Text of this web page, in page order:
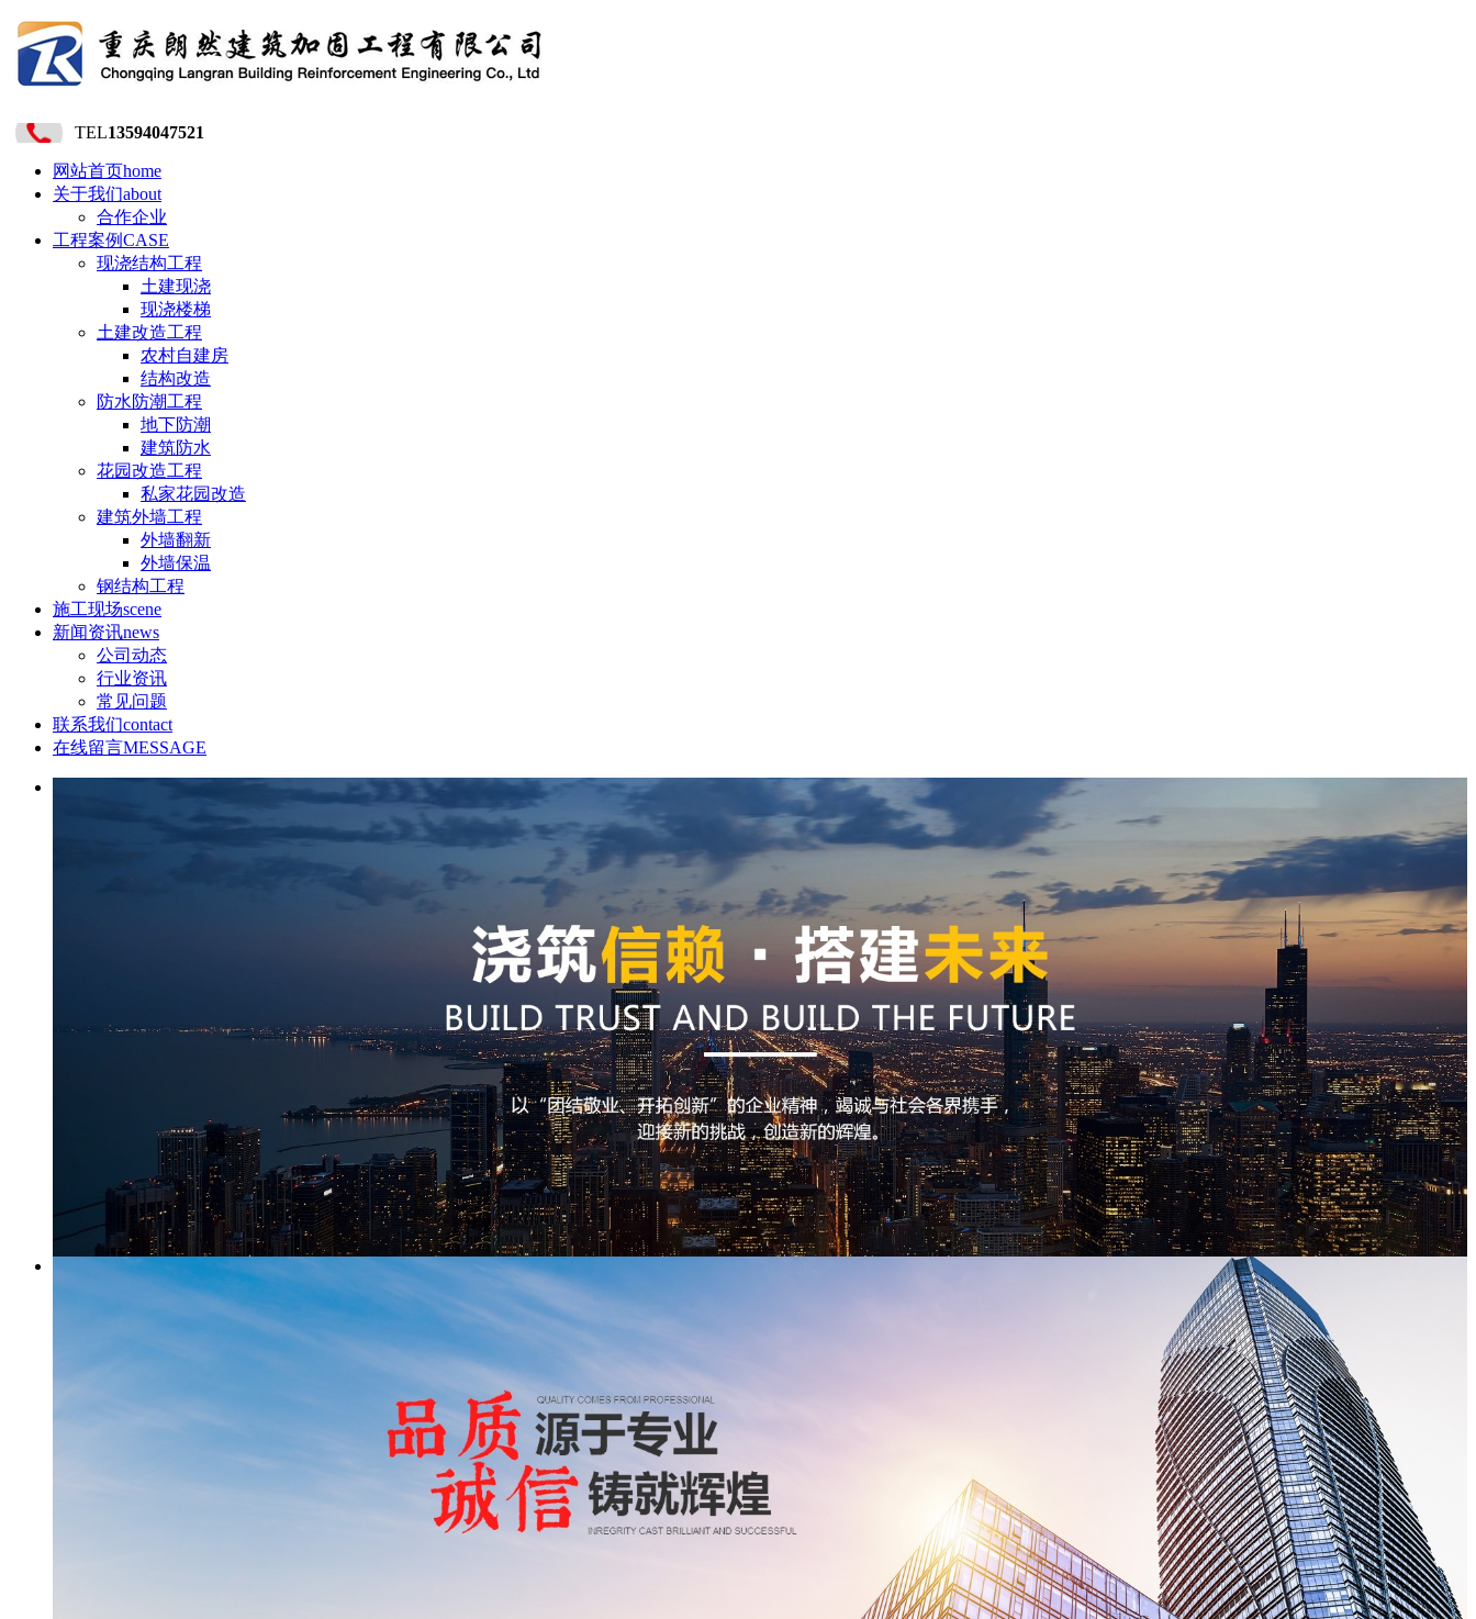
TEL13594047521
网站首页home
关于我们about
合作企业
工程案例CASE
现浇结构工程
土建现浇
现浇楼梯
土建改造工程
农村自建房
结构改造
防水防潮工程
地下防潮
建筑防水
花园改造工程
私家花园改造
建筑外墙工程
外墙翻新
外墙保温
钢结构工程
施工现场scene
新闻资讯news
公司动态
行业资讯
常见问题
联系我们contact
在线留言MESSAGE